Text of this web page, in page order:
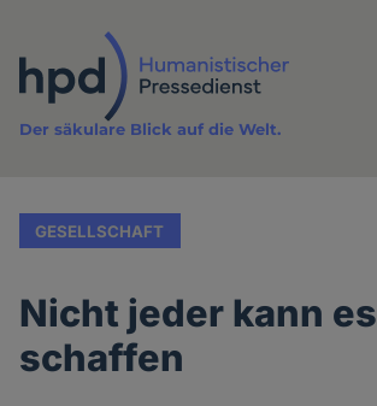
Inhalt
Der säkulare Blick auf die Welt.
GESELLSCHAFT
Nicht jeder kann es
schaffen